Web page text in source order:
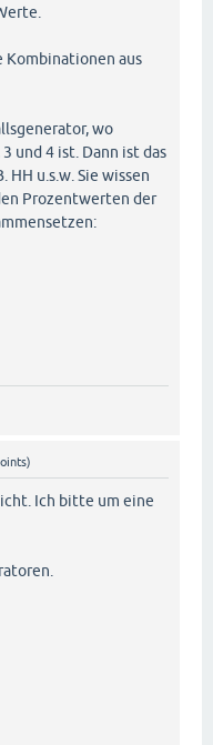
Kombinationen aus
wo
und 4 ist. Dann ist das
HH u.s.w. Sie wissen
Prozentwerten der
Ich bitte um eine